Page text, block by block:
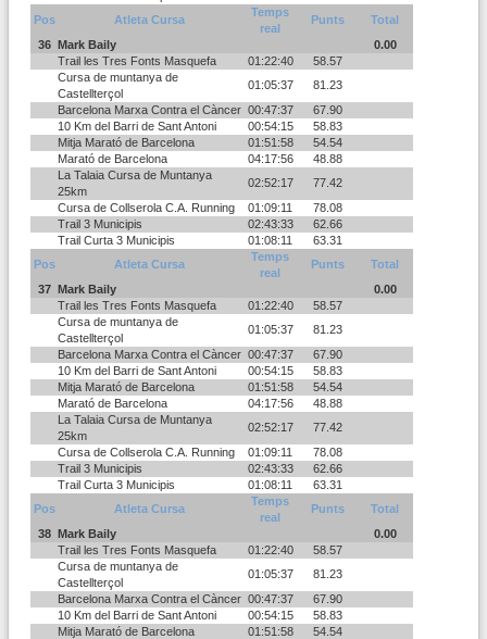
Pos
Atleta Cursa
Temps
real
Punts
Total
36 Mark Baily
0.00
Trail les Tres Fonts Masquefa
01:22:40
58.57
Cursa de muntanya de
Castellterçol
01:05:37
81.23
Barcelona Marxa Contra el Càncer 00:47:37
67.90
10 Km del Barri de Sant Antoni
00:54:15
58.83
Mitja Marató de Barcelona
01:51:58
54.54
Marató de Barcelona
04:17:56
48.88
La Talaia Cursa de Muntanya
25km
02:52:17
77.42
Cursa de Collserola C.A. Running
01:09:11
78.08
Trail 3 Municipis
02:43:33
62.66
Trail Curta 3 Municipis
01:08:11
63.31
Pos
Atleta Cursa
Temps
real
Punts
Total
37 Mark Baily
0.00
Trail les Tres Fonts Masquefa
01:22:40
58.57
Cursa de muntanya de
Castellterçol
01:05:37
81.23
Barcelona Marxa Contra el Càncer 00:47:37
67.90
10 Km del Barri de Sant Antoni
00:54:15
58.83
Mitja Marató de Barcelona
01:51:58
54.54
Marató de Barcelona
04:17:56
48.88
La Talaia Cursa de Muntanya
25km
02:52:17
77.42
Cursa de Collserola C.A. Running
01:09:11
78.08
Trail 3 Municipis
02:43:33
62.66
Trail Curta 3 Municipis
01:08:11
63.31
Pos
Atleta Cursa
Temps
real
Punts
Total
38 Mark Baily
0.00
Trail les Tres Fonts Masquefa
01:22:40
58.57
Cursa de muntanya de
Castellterçol
01:05:37
81.23
Barcelona Marxa Contra el Càncer 00:47:37
67.90
10 Km del Barri de Sant Antoni
00:54:15
58.83
Mitja Marató de Barcelona
01:51:58
54.54